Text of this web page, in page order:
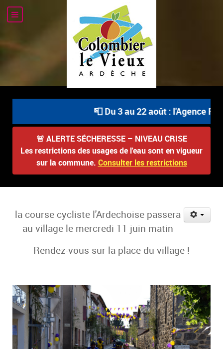
📮 Du 3 au 22 août : l'Agence
🚨 ALERTE SÉCHERESSE – NIVEAU CRISE
Les restrictions des usages de l'eau sont en vigueur
sur la commune. Consulter les restrictions
la course cycliste l'Ardechoise passera
au village le mercredi 11 juin matin
Rendez-vous sur la place du village !